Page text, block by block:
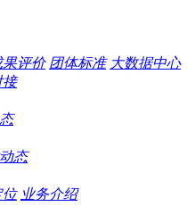
评价 团体标准 大数据中心
接
态
位 业务介绍